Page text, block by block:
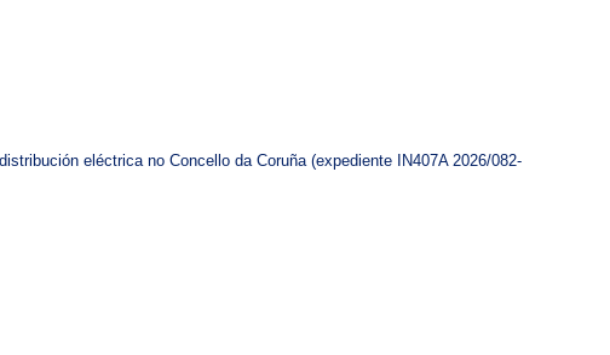
eléctrica no Concello da Coruña (expediente IN407A 2026/082-